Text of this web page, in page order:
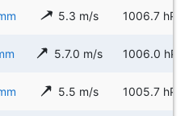
5.3 m/s 1006.7 hPa
5.7.0 m/s 1006.0 hPa
5.5 m/s 1005.7 hPa